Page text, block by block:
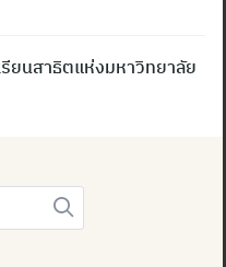
ยนสาธิตแห่งมหาวิทยาลัย